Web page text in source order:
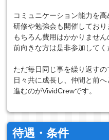
コミュニケーション能力を
研修や勉強会も開催しており
もちろん費用はかかりません
前向きな方は是非参加してく
ただ毎日同じ事を繰り返すの
日々共に成長し、仲間と前へ
進むのがVividCrewです。
待遇・条件